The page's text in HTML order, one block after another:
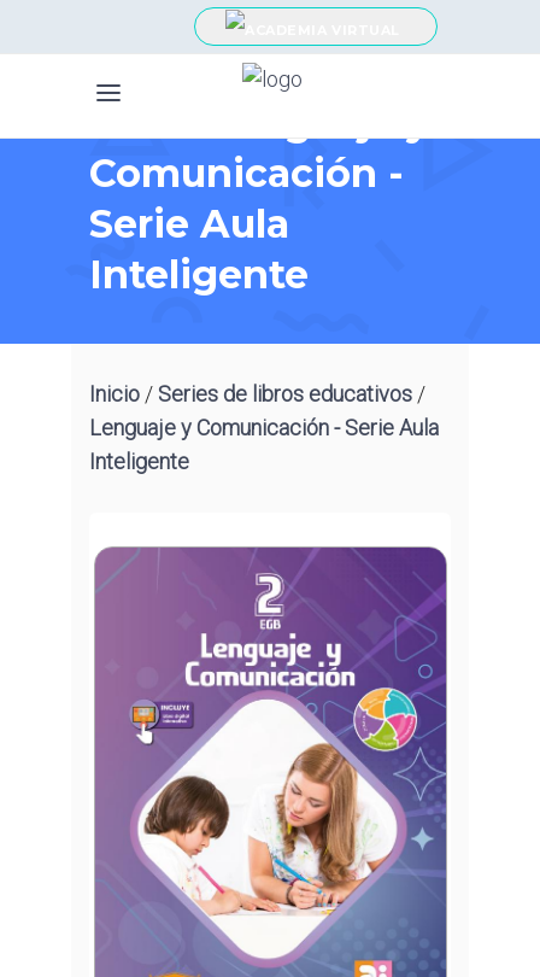
Comunicación -
Serie Aula
Inteligente
Inicio / Series de libros educativos /
Lenguaje y Comunicación - Serie Aula
Inteligente